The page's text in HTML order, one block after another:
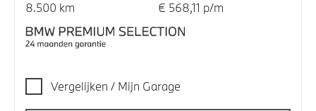
8.500 km € 568,11 p/m
Vergelijken / Mijn Garage